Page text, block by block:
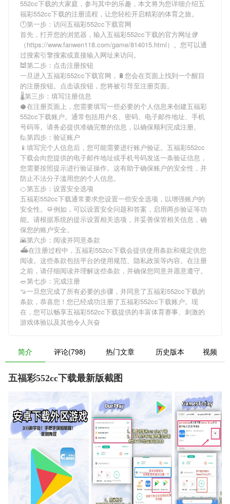
552cc下载的大家庭，参与其中的乐趣，本文将为您详细介绍五
福彩552cc下载的注册流程，让您轻松开启精彩的体育之旅。
🕛第一步：访问五福彩552cc下载官网
首先，打开您的浏览器，输入五福彩552cc下载的官方网址🥡
（https://www.fanwen118.com/game/814015.html）。您可以通
过搜索引擎搜索或直接输入网址来访问。
🕍第二步：点击注册按钮
一旦进入五福彩552cc下载官网，🔋您会在页面上找到一个醒目
的注册按钮。点击该按钮，您将被引导至注册页面。
🌡第三步：填写注册信息
🥥在注册页面上，您需要填写一些必要的个人信息来创建五福彩
552cc下载账户。通常包括用户名、密码、电子邮件地址、手机
号码等。请务必提供准确完整的信息，以确保顺利完成注册。
🙋第四步：验证账户
📱填写完个人信息后，您可能需要进行账户验证。 五福彩552cc
下载会向您提供的电子邮件地址或手机号码发送一条验证信息，
您需要按照提示进行验证操作。这有助于确保账户的安全性，并
防止不法分子滥用您的个人信息。
🍊第五步：设置安全选项
五福彩552cc下载通常要求您设置一些安全选项，以增强账户的
安全性。🥁例如，可以设置安全问题和答案，启用两步验证等功
能。请根据系统的提示设置相关选项，并妥善保管相关信息，确
保您的账户安全。
🌇第六步：阅读并同意条款
⛴在注册过程中， 五福彩552cc下载会提供使用条款和规定供您
阅读。这些条款包括平台的使用规范、隐私政策等内容。在注册
之前，请仔细阅读并理解这些条款，并确保您同意并愿意遵守。
🥗第七步：完成注册
🍠一旦您完成了所有必要的步骤，并同意了五福彩552cc下载的
条款，恭喜您！您已经成功注册了五福彩552cc下载账户。现
在，您可以畅享五福彩552cc下载提供的丰富体育赛事、刺激的
游戏体验以及其他令人兴奋
简介 评论(798) 热门文章 历史版本 视频
五福彩552cc下载最新版截图